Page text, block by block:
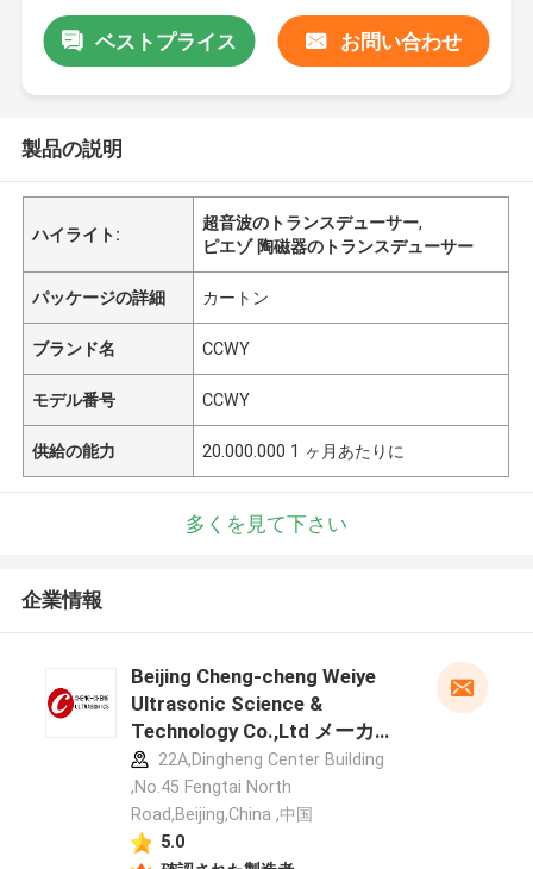
ベストプライス お問い合わせ
製品の説明
ハイライト:
超音波のトランスデューサー,
ピエゾ 陶磁器のトランスデューサー
パッケージの詳細 カートン
ブランド名 CCWY
モデル番号 CCWY
供給の能力 20.000.000 1 ヶ月あたりに
多くを見て下さい
企業情報
Beijing Cheng-cheng Weiye
Ultrasonic Science &
Technology Co.,Ltd メーカー
プロフィール
22A,Dingheng Center Building
,No.45 Fengtai North
Road,Beijing,China ,中国
5.0